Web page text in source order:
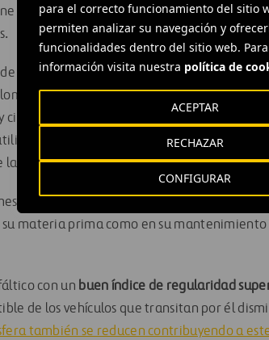
para el correcto funcionamiento del sitio
permiten analizar su navegación y
funcionalidades dentro del sitio web.
información visita nuestra política de
CONFIGURAR
RECHAZAR
ACEPTAR
una gran capacidad de reciclaje, de tal
la A-66 entre León y Benavente, que
reciclado. El proyecto
cinco centímetros de espesor y fue en la
procedente del fresado del
la mezcla con 25% de material reutilizado.
de pavimento asfáltico son los más
su materia prima como en su
con un buen índice de regularidad
de los vehículos que transitan por él
también se reducen contribuyendo a